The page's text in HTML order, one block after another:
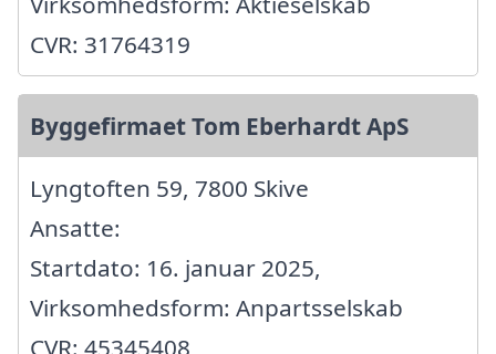
CVR: 31764319
Byggefirmaet Tom Eberhardt ApS
Lyngtoften 59, 7800 Skive
Ansatte:
Startdato: 16. januar 2025,
Virksomhedsform: Anpartsselskab
CVR: 45345408